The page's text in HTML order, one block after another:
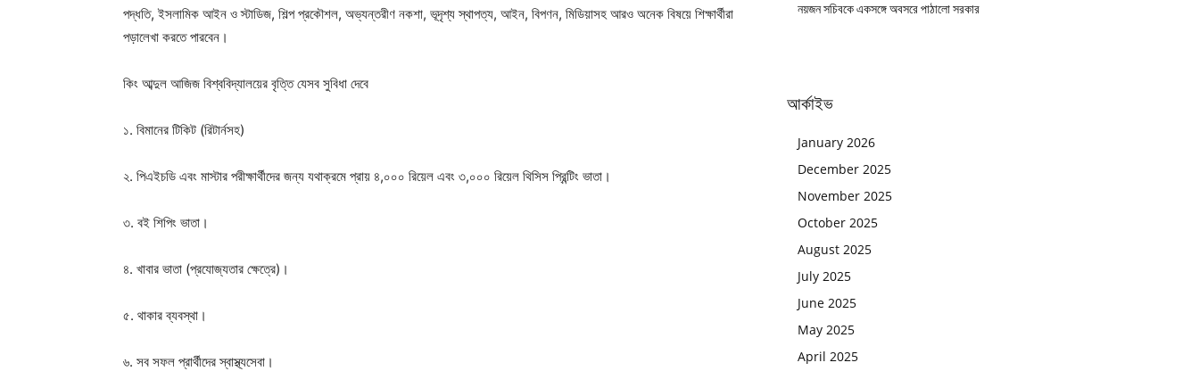
পদ্ধতি, ইসলামিক আইন ও স্টাডিজ, শিল্প প্রকৌশল, অভ্যন্তরীণ নকশা, ভূদৃশ্য স্থাপত্য, আইন, বিপণন, মিডিয়াসহ আরও অনেক বিষয়ে শিক্ষার্থীরা
পড়ালেখা করতে পারবেন।
কিং আব্দুল আজিজ বিশ্ববিদ্যালয়ের বৃত্তি যেসব সুবিধা দেবে
১. বিমানের টিকিট (রিটার্নসহ)
২. পিএইচডি এবং মাস্টার পরীক্ষার্থীদের জন্য যথাক্রমে প্রায় ৪,০০০ রিয়েল এবং ৩,০০০ রিয়েল থিসিস প্রিন্টিং ভাতা।
৩. বই শিপিং ভাতা।
৪. খাবার ভাতা (প্রযোজ্যতার ক্ষেত্রে)।
৫. থাকার ব্যবস্থা।
৬. সব সফল প্রার্থীদের স্বাস্থ্যসেবা।
নয়জন সচিবকে একসঙ্গে অবসরে পাঠালো সরকার
আর্কাইভ
January 2026
December 2025
November 2025
October 2025
August 2025
July 2025
June 2025
May 2025
April 2025